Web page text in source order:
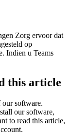
Zorg ervoor dat
op
Indien u Teams
this article
software.
our software,
to read this article,